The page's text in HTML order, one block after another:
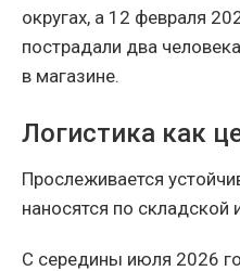
округах, а 12 февраля
пострадали два
в магазине.
Логистика как
Прослеживается
наносятся по складской
С середины июля 2026